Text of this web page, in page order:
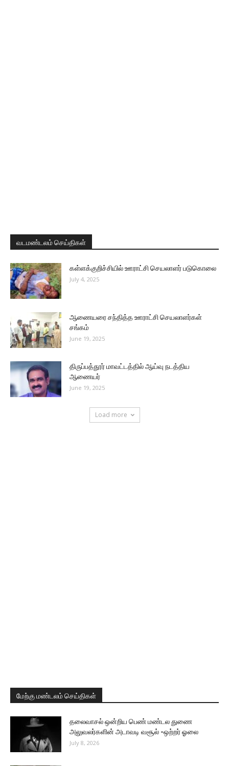
வடமண்டலம் செய்திகள்
கள்ளக்குறிச்சியில் ஊராட்சி செயலாளர் படுகொலை
July 4, 2025
ஆணையரை சந்தித்த ஊராட்சி செயலாளர்கள்
சங்கம்
June 19, 2025
திருப்பத்தூர் மாவட்டத்தில் ஆய்வு நடத்திய
ஆணையர்
June 19, 2025
Load more
மேற்கு மண்டலம் செய்திகள்
தலைவாசல் ஒன்றிய பெண் மண்டல துணை
அலுவலர்களின் அடாவடி வசூல் -ஒற்றர் ஓலை
July 8, 2026